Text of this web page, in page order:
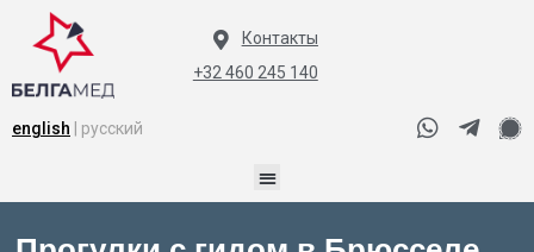
Контакты
+32 460 245 140
english | русский